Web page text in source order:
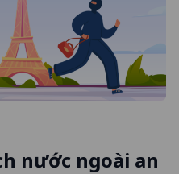
nước ngoài an